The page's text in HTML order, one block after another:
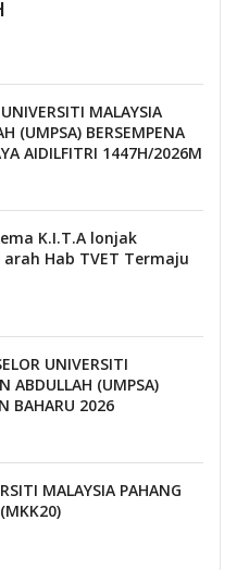
MALAYSIA
(UMPSA) BERSEMPENA
AIDILFITRI 1447H/2026M
K.I.T.A lonjak
Hab TVET Termaju
UNIVERSITI
ABDULLAH (UMPSA)
BAHARU 2026
MALAYSIA PAHANG